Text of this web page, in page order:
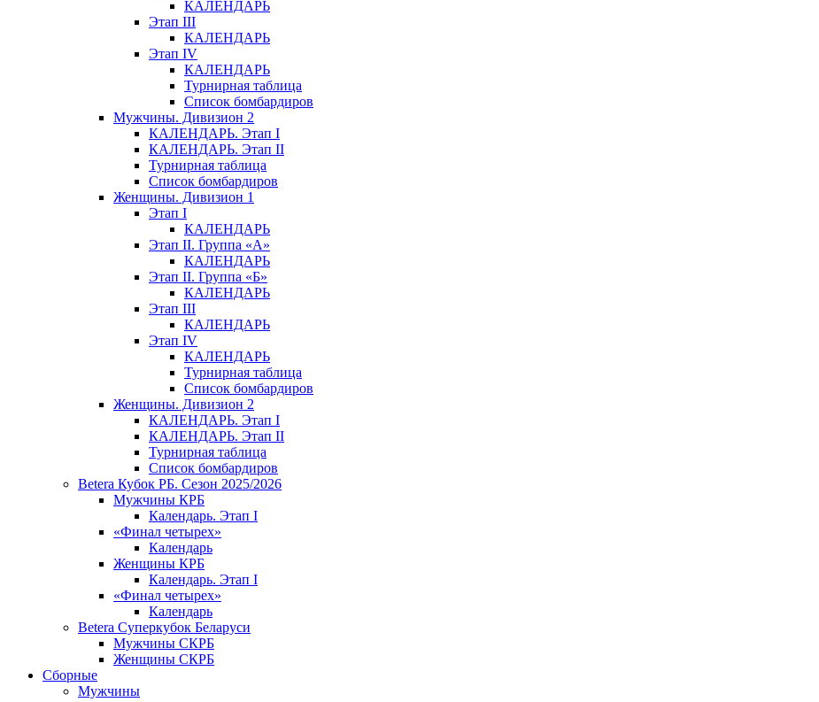
КАЛЕНДАРЬ
Этап III
КАЛЕНДАРЬ
Этап IV
КАЛЕНДАРЬ
Турнирная таблица
Список бомбардиров
Мужчины. Дивизион 2
КАЛЕНДАРЬ. Этап I
КАЛЕНДАРЬ. Этап II
Турнирная таблица
Список бомбардиров
Женщины. Дивизион 1
Этап I
КАЛЕНДАРЬ
Этап II. Группа «А»
КАЛЕНДАРЬ
Этап II. Группа «Б»
КАЛЕНДАРЬ
Этап III
КАЛЕНДАРЬ
Этап IV
КАЛЕНДАРЬ
Турнирная таблица
Список бомбардиров
Женщины. Дивизион 2
КАЛЕНДАРЬ. Этап I
КАЛЕНДАРЬ. Этап II
Турнирная таблица
Список бомбардиров
Betera Кубок РБ. Сезон 2025/2026
Мужчины КРБ
Календарь. Этап I
«Финал четырех»
Календарь
Женщины КРБ
Календарь. Этап I
«Финал четырех»
Календарь
Betera Суперкубок Беларуси
Мужчины СКРБ
Женщины СКРБ
Сборные
Мужчины